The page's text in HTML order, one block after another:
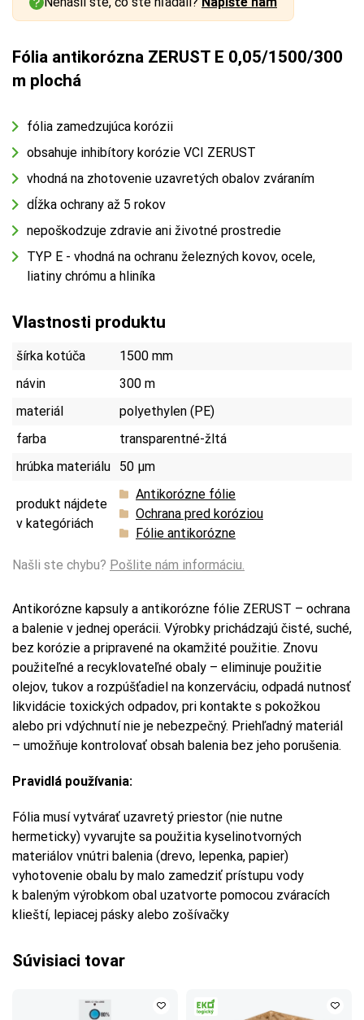
Fólia antikorózna ZERUST E 0,05/1500/300
m plochá
fólia zamedzujúca korózii
obsahuje inhibítory korózie VCI ZERUST
vhodná na zhotovenie uzavretých obalov zváraním
dĺžka ochrany až 5 rokov
nepoškodzuje zdravie ani životné prostredie
TYP E - vhodná na ochranu železných kovov, ocele,
liatiny chrómu a hliníka
Vlastnosti produktu
šírka kotúča
1500 mm
návin
300 m
materiál
polyethylen (PE)
farba
transparentné-žltá
hrúbka materiálu
50 µm
produkt nájdete
v kategóriách
Antikorózne fólie
Ochrana pred koróziou
Fólie antikorózne
Našli ste chybu? Pošlite nám informáciu.
Antikorózne kapsuly a antikorózne fólie ZERUST – ochrana
a balenie v jednej operácii. Výrobky prichádzajú čisté, suché,
bez korózie a pripravené na okamžité použitie. Znovu
použiteľné a recyklovateľné obaly – eliminuje použitie
olejov, tukov a rozpúšťadiel na konzerváciu, odpadá nutnosť
likvidácie toxických odpadov, pri kontakte s pokožkou
alebo pri vdýchnutí nie je nebezpečný. Priehľadný materiál
– umožňuje kontrolovať obsah balenia bez jeho porušenia.
Pravidlá používania:
Fólia musí vytvárať uzavretý priestor (nie nutne
hermeticky) vyvarujte sa použitia kyselinotvorných
materiálov vnútri balenia (drevo, lepenka, papier)
vyhotovenie obalu by malo zamedziť prístupu vody
k baleným výrobkom obal uzatvorte pomocou zváracích
klieští, lepiacej pásky alebo zošívačky
Súvisiaci tovar